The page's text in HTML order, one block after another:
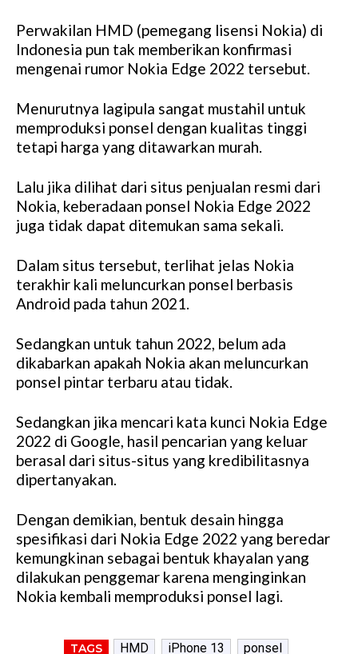
Perwakilan HMD (pemegang lisensi Nokia) di
Indonesia pun tak memberikan konfirmasi
mengenai rumor Nokia Edge 2022 tersebut.
Menurutnya lagipula sangat mustahil untuk
memproduksi ponsel dengan kualitas tinggi
tetapi harga yang ditawarkan murah.
Lalu jika dilihat dari situs penjualan resmi dari
Nokia, keberadaan ponsel Nokia Edge 2022
juga tidak dapat ditemukan sama sekali.
Dalam situs tersebut, terlihat jelas Nokia
terakhir kali meluncurkan ponsel berbasis
Android pada tahun 2021.
Sedangkan untuk tahun 2022, belum ada
dikabarkan apakah Nokia akan meluncurkan
ponsel pintar terbaru atau tidak.
Sedangkan jika mencari kata kunci Nokia Edge
2022 di Google, hasil pencarian yang keluar
berasal dari situs-situs yang kredibilitasnya
dipertanyakan.
Dengan demikian, bentuk desain hingga
spesifikasi dari Nokia Edge 2022 yang beredar
kemungkinan sebagai bentuk khayalan yang
dilakukan penggemar karena menginginkan
Nokia kembali memproduksi ponsel lagi.
TAGS HMD iPhone 13 ponsel